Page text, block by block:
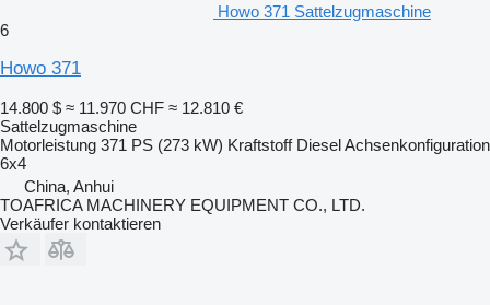
Howo 371 Sattelzugmaschine
6
Howo 371
14.800 $ ≈ 11.970 CHF ≈ 12.810 €
Sattelzugmaschine
Motorleistung 371 PS (273 kW) Kraftstoff DieselAchsenkonfiguration
6x4
China, Anhui
TOAFRICA MACHINERY EQUIPMENT CO., LTD.
Verkäufer kontaktieren